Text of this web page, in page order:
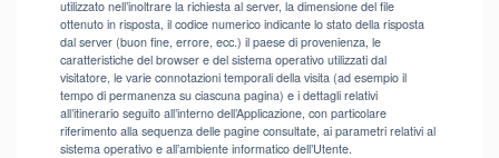
utilizzato nell’inoltrare la richiesta al server, la dimensione del file
ottenuto in risposta, il codice numerico indicante lo stato della risposta
dal server (buon fine, errore, ecc.) il paese di provenienza, le
caratteristiche del browser e del sistema operativo utilizzati dal
visitatore, le varie connotazioni temporali della visita (ad esempio il
tempo di permanenza su ciascuna pagina) e i dettagli relativi
all’itinerario seguito all’interno dell’Applicazione, con particolare
riferimento alla sequenza delle pagine consultate, ai parametri relativi al
sistema operativo e all’ambiente informatico dell’Utente.